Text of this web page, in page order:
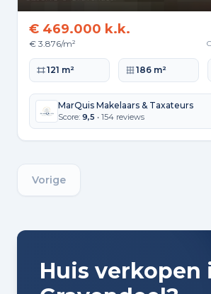
€ 469.000 k.k.
€ 3.876/m²
Woonoppervlakte
121 m² Perceeloppervlakte
186 m²
MarQuis Makelaars & Taxateurs
Score: 9,5 • 154 reviews
Vorige
Huis verkopen